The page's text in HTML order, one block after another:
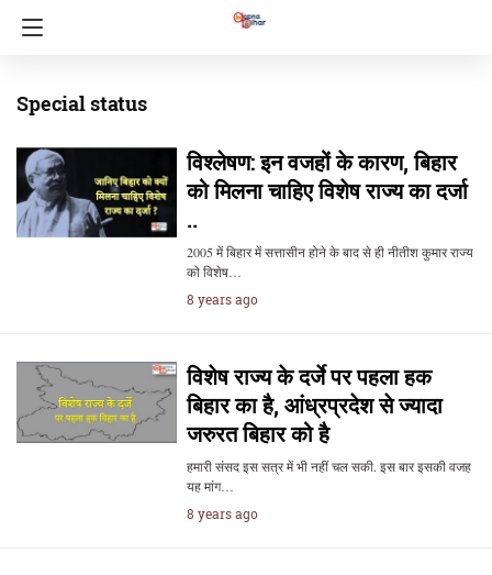
Special status
विश्लेषण: इन वजहों के कारण, बिहार
को मिलना चाहिए विशेष राज्य का दर्जा
..
2005 में बिहार में सत्तासीन होने के बाद से ही नीतीश कुमार राज्य
को विशेष…
8 years ago
विशेष राज्य के दर्जे पर पहला हक
बिहार का है, आंध्रप्रदेश से ज्यादा
जरुरत बिहार को है
हमारी संसद इस सत्र में भी नहीं चल सकी. इस बार इसकी वजह
यह मांग…
8 years ago